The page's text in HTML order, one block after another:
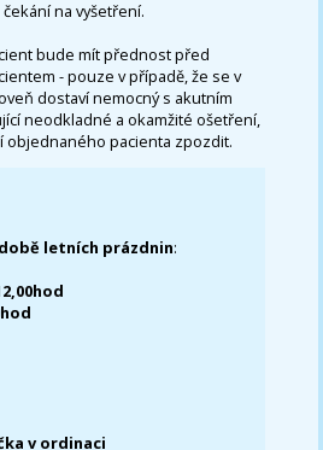
na vyšetření.
bude mít přednost před
- pouze v případě, že se v
dostaví nemocný s akutním
neodkladné a okamžité ošetření,
objednaného pacienta zpozdit.
letních prázdnin:
v ordinaci